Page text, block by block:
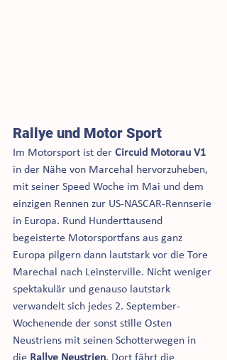
Rallye und Motor Sport
Im Motorsport ist der Circuid Motorau V1
in der Nähe von Marcehal hervorzuheben,
mit seiner Speed Woche im Mai und dem
einzigen Rennen zur US-NASCAR-Rennserie
in Europa. Rund Hunderttausend
begeisterte Motorsportfans aus ganz
Europa pilgern dann lautstark vor die Tore
Marechal nach Leinsterville. Nicht weniger
spektakulär und genauso lautstark
verwandelt sich jedes 2. September-
Wochenende der sonst stille Osten
Neustriens mit seinen Schotterwegen in